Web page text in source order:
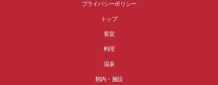
プライバシーポリシー
トップ
客室
料理
温泉
館内・施設